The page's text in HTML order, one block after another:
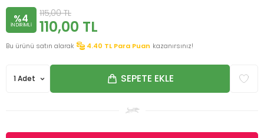
%4
INDIRIMLI
115,00TL
110,00 TL
Bu ürünü satın alarak 4.40 TL Para Puan kazanırsınız!
SEPETE EKLE